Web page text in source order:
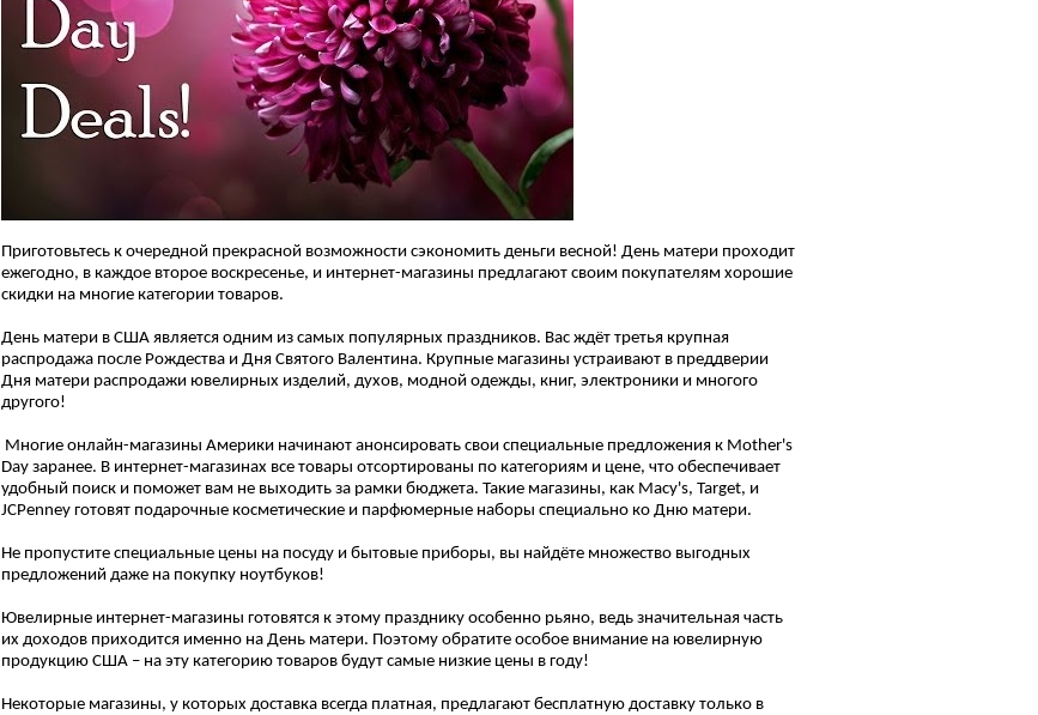
Приготовьтесь к очередной прекрасной возможности сэкономить деньги весной! День матери проходит
ежегодно, в каждое второе воскресенье, и интернет-магазины предлагают своим покупателям хорошие
скидки на многие категории товаров.
День матери в США является одним из самых популярных праздников. Вас ждёт третья крупная
распродажа после Рождества и Дня Святого Валентина. Крупные магазины устраивают в преддверии
Дня матери распродажи ювелирных изделий, духов, модной одежды, книг, электроники и многого
другого!
Многие онлайн-магазины Америки начинают анонсировать свои специальные предложения к Mother's
Day заранее. В интернет-магазинах все товары отсортированы по категориям и цене, что обеспечивает
удобный поиск и поможет вам не выходить за рамки бюджета. Такие магазины, как Macy's, Target, и
JCPenney готовят подарочные косметические и парфюмерные наборы специально ко Дню матери.
Не пропустите специальные цены на посуду и бытовые приборы, вы найдёте множество выгодных
предложений даже на покупку ноутбуков!
Ювелирные интернет-магазины готовятся к этому празднику особенно рьяно, ведь значительная часть
их доходов приходится именно на День матери. Поэтому обратите особое внимание на ювелирную
продукцию США – на эту категорию товаров будут самые низкие цены в году!
Некоторые магазины, у которых доставка всегда платная, предлагают бесплатную доставку только в